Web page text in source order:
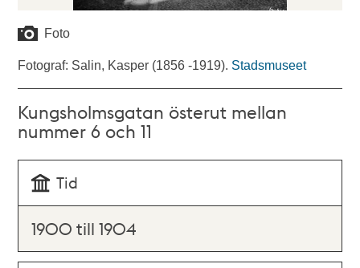
Foto
Fotograf: Salin, Kasper (1856 -1919). Stadsmuseet
Kungsholmsgatan österut mellan
nummer 6 och 11
Tid
1900 till 1904